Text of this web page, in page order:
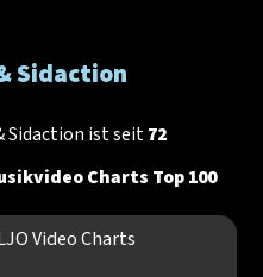
Sidaction
Sidaction ist seit72
Charts Top 100
Video Charts